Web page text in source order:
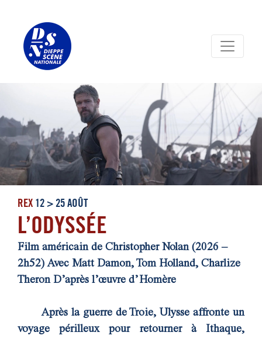
REX 12 > 25 AOÛT
L’ODYSSÉE
Film américain de Christopher Nolan (2026 –
2h52) Avec Matt Damon, Tom Holland, Charlize
Theron D’après l’œuvre d’Homère
Après la guerre de Troie, Ulysse affronte un
voyage périlleux pour retourner à Ithaque,